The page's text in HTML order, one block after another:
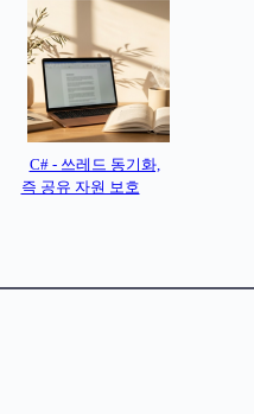
C# - 쓰레드 동기화,
즉 공유 자원 보호